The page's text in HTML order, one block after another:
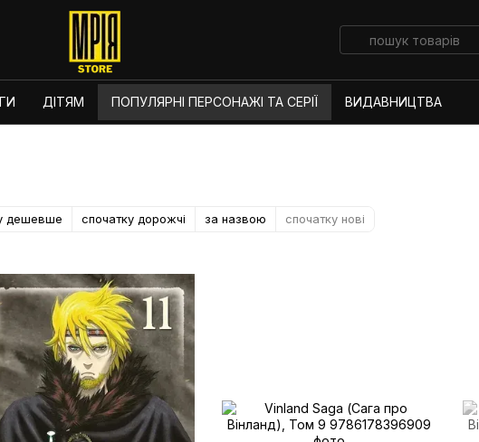
ДІТЯМ ПОПУЛЯРНІ ПЕРСОНАЖІ ТА СЕРІЇ ВИДАВНИЦТВА
дешевше спочатку дорожчі за назвою спочатку нові